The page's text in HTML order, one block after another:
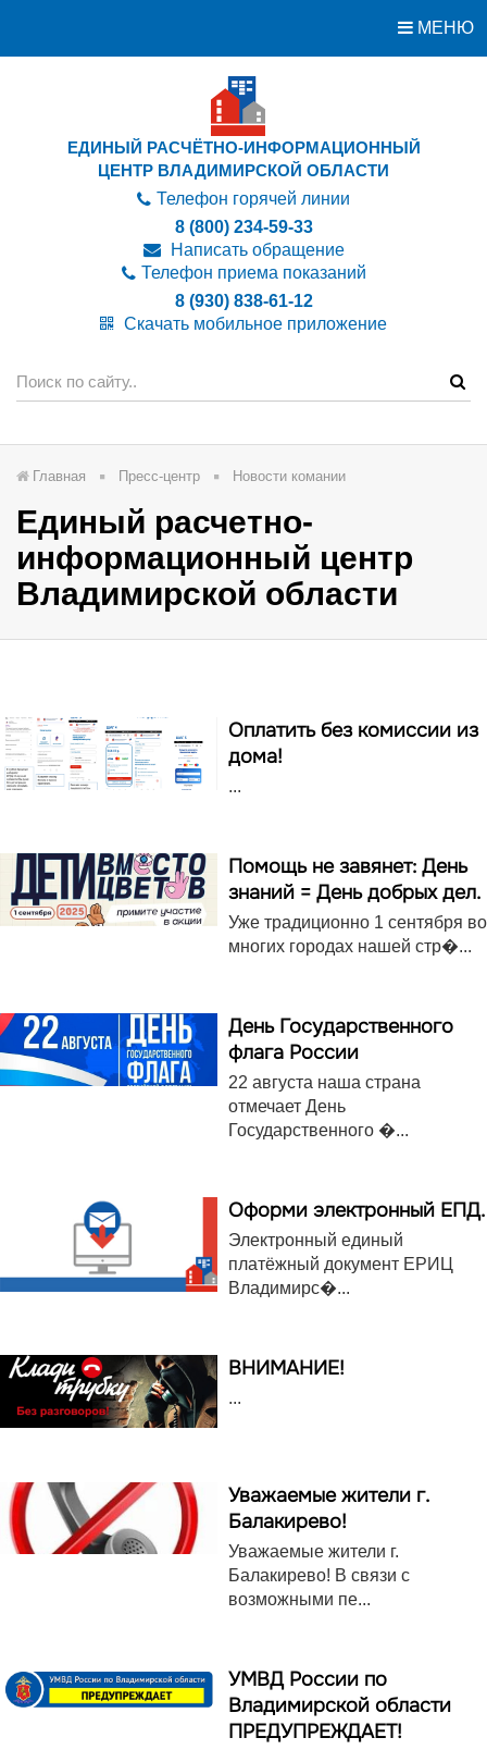
МЕНЮ
ЕДИНЫЙ РАСЧЁТНО-ИНФОРМАЦИОННЫЙ
ЦЕНТР ВЛАДИМИРСКОЙ ОБЛАСТИ
Телефон горячей линии
8 (800) 234-59-33
Написать обращение
Телефон приема показаний
8 (930) 838-61-12
Скачать мобильное приложение
Главная Пресс-центр Новости комании
Единый расчетно-
информационный центр
Владимирской области
Оплатить без комиссии из
дома!
...
Помощь не завянет: День
знаний = День добрых дел.
Уже традиционно 1 сентября во
многих городах нашей стр�...
День Государственного
флага России
22 августа наша страна
отмечает День
Государственного �...
Оформи электронный ЕПД.
Электронный единый
платёжный документ ЕРИЦ
Владимирс�...
ВНИМАНИЕ!
...
Уважаемые жители г.
Балакирево!
Уважаемые жители г.
Балакирево! В связи с
возможными пе...
УМВД России по
Владимирской области
ПРЕДУПРЕЖДАЕТ!